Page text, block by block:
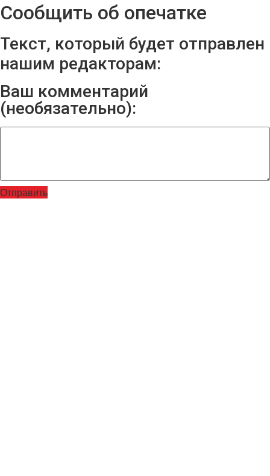
Сообщить об опечатке
Текст, который будет отправлен
нашим редакторам:
Ваш комментарий
(необязательно):
Отправить